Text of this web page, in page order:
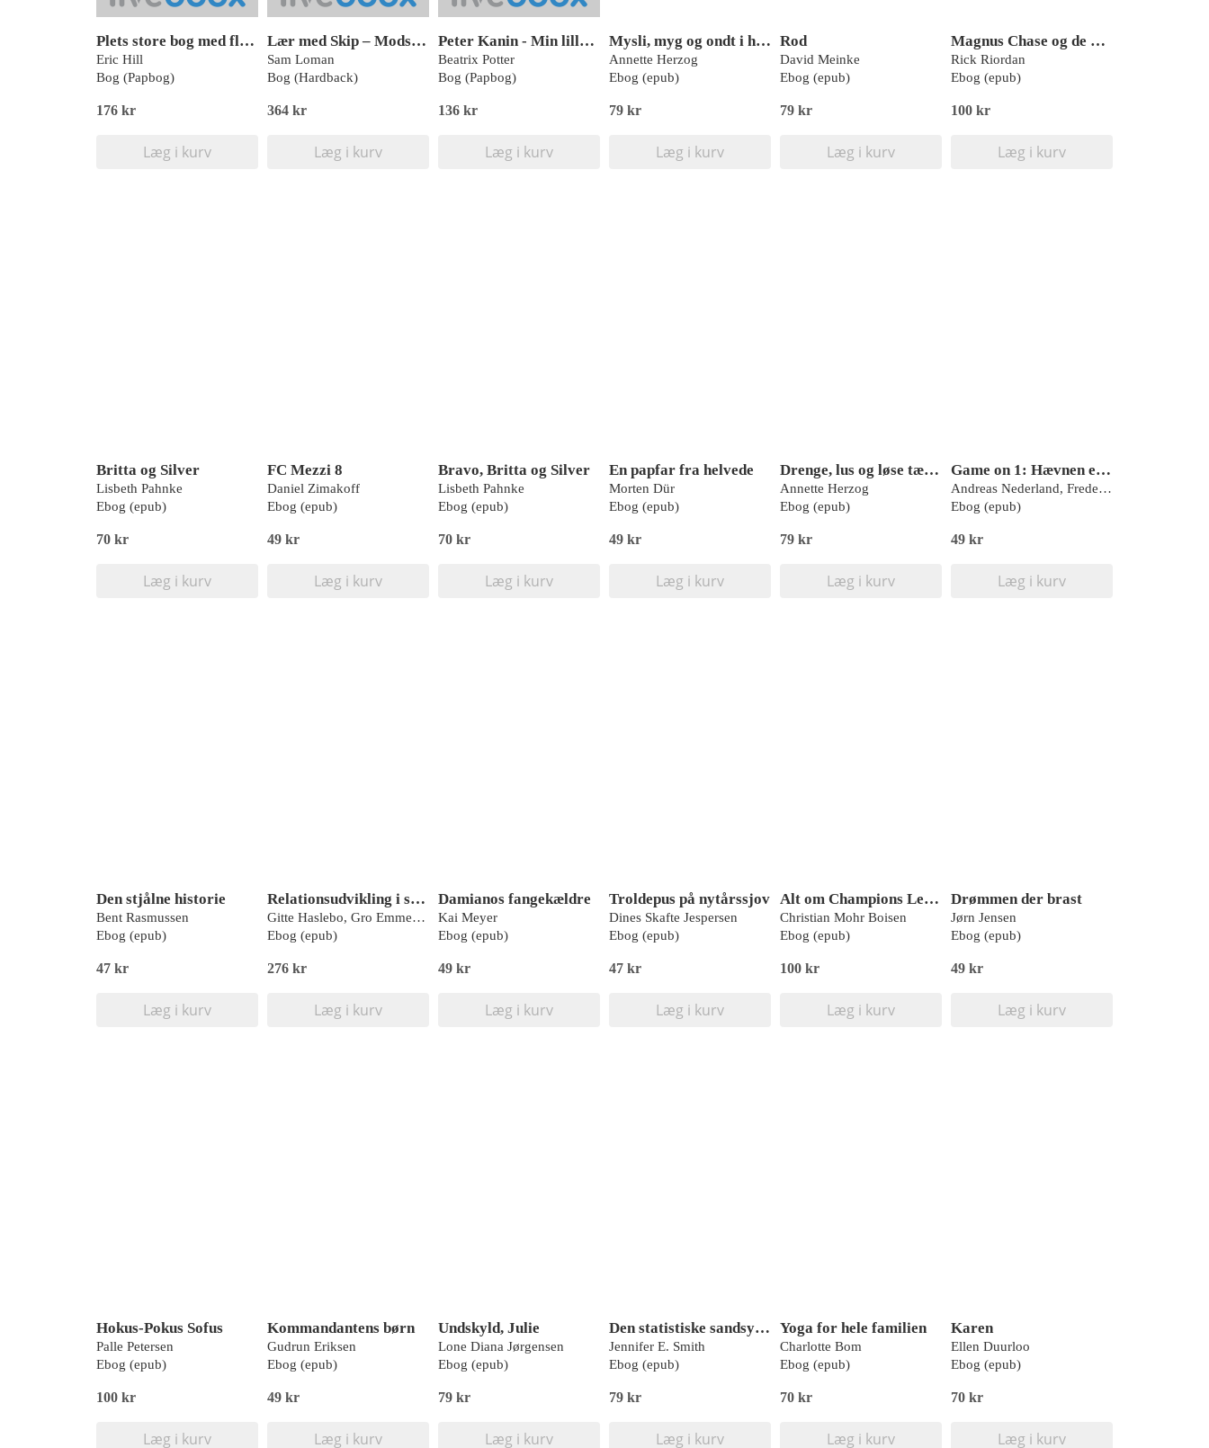
Plets store bog med flapper
Eric Hill
Bog (Papbog)
176 kr
Læg i kurv
Lær med Skip – Modsætninger
Sam Loman
Bog (Hardback)
364 kr
Læg i kurv
Peter Kanin - Min lille boks med bøger
Beatrix Potter
Bog (Papbog)
136 kr
Læg i kurv
Mysli, myg og ondt i hjertet
Annette Herzog
Ebog (epub)
79 kr
Læg i kurv
Rod
David Meinke
Ebog (epub)
79 kr
Læg i kurv
Magnus Chase og de nordiske guder - Thors hammer
Rick Riordan
Ebog (epub)
100 kr
Læg i kurv
Britta og Silver
Lisbeth Pahnke
Ebog (epub)
70 kr
Læg i kurv
FC Mezzi 8
Daniel Zimakoff
Ebog (epub)
49 kr
Læg i kurv
Bravo, Britta og Silver
Lisbeth Pahnke
Ebog (epub)
70 kr
Læg i kurv
En papfar fra helvede
Morten Dür
Ebog (epub)
49 kr
Læg i kurv
Drenge, lus og løse tænder
Annette Herzog
Ebog (epub)
79 kr
Læg i kurv
Game on 1: Hævnen er sjød
Andreas Nederland, Frederik Hansen
Ebog (epub)
49 kr
Læg i kurv
Den stjålne historie
Bent Rasmussen
Ebog (epub)
47 kr
Læg i kurv
Relationsudvikling i skolen
Gitte Haslebo, Gro Emmertsen Lund
Ebog (epub)
276 kr
Læg i kurv
Damianos fangekældre
Kai Meyer
Ebog (epub)
49 kr
Læg i kurv
Troldepus på nytårssjov
Dines Skafte Jespersen
Ebog (epub)
47 kr
Læg i kurv
Alt om Champions League
Christian Mohr Boisen
Ebog (epub)
100 kr
Læg i kurv
Drømmen der brast
Jørn Jensen
Ebog (epub)
49 kr
Læg i kurv
Hokus-Pokus Sofus
Palle Petersen
Ebog (epub)
100 kr
Læg i kurv
Kommandantens børn
Gudrun Eriksen
Ebog (epub)
49 kr
Læg i kurv
Undskyld, Julie
Lone Diana Jørgensen
Ebog (epub)
79 kr
Læg i kurv
Den statistiske sandsynlighed for kærlighed ved første blik
Jennifer E. Smith
Ebog (epub)
79 kr
Læg i kurv
Yoga for hele familien
Charlotte Bom
Ebog (epub)
70 kr
Læg i kurv
Karen
Ellen Duurloo
Ebog (epub)
70 kr
Læg i kurv